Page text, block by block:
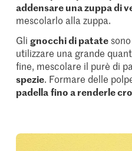
addensare una zuppa di
mescolarlo alla zuppa.
Glignocchi di patate sono
utilizzare una grande
fine, mescolare il purè di
spezie. Formare delle
padellafino a renderle